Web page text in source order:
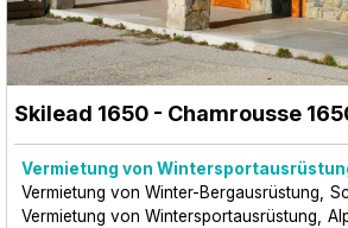
Skilead 1650 - Chamrousse
Vermietung von
Vermietung von Winter-Bergausrüstung
Vermietung von Wintersportausrüstung